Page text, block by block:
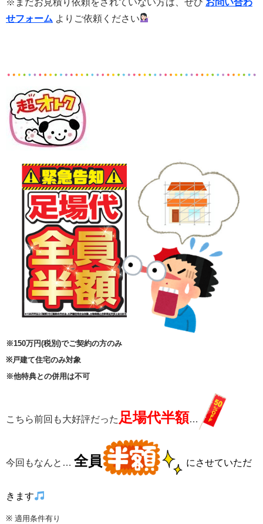
せフォーム よりご依頼ください
※150万円(税別)でご契約の方のみ
※戸建て住宅のみ対象
※他特典との併用は不可
こちら前回も大好評だった 足場代半額…
今回もなんと… 全員 にさせていただ
きます
※ 適用条件有り